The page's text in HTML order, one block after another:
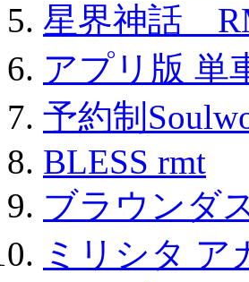
星界神話
アプリ版 単
予約制
BLESS rmt
ブラウンダ
ミリシタ ア